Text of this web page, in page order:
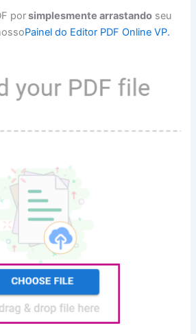
porsimplesmente arrastando seu
Painel do Editor PDF Online VP.